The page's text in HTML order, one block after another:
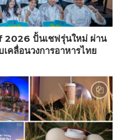
ปั้นเชฟรุ่นใหม่ ผ่าน
ลื่อนวงการอาหารไทย